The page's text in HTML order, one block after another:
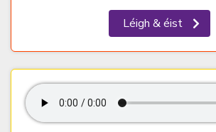
Léigh & éist